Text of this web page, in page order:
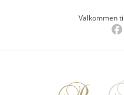
Välkommen